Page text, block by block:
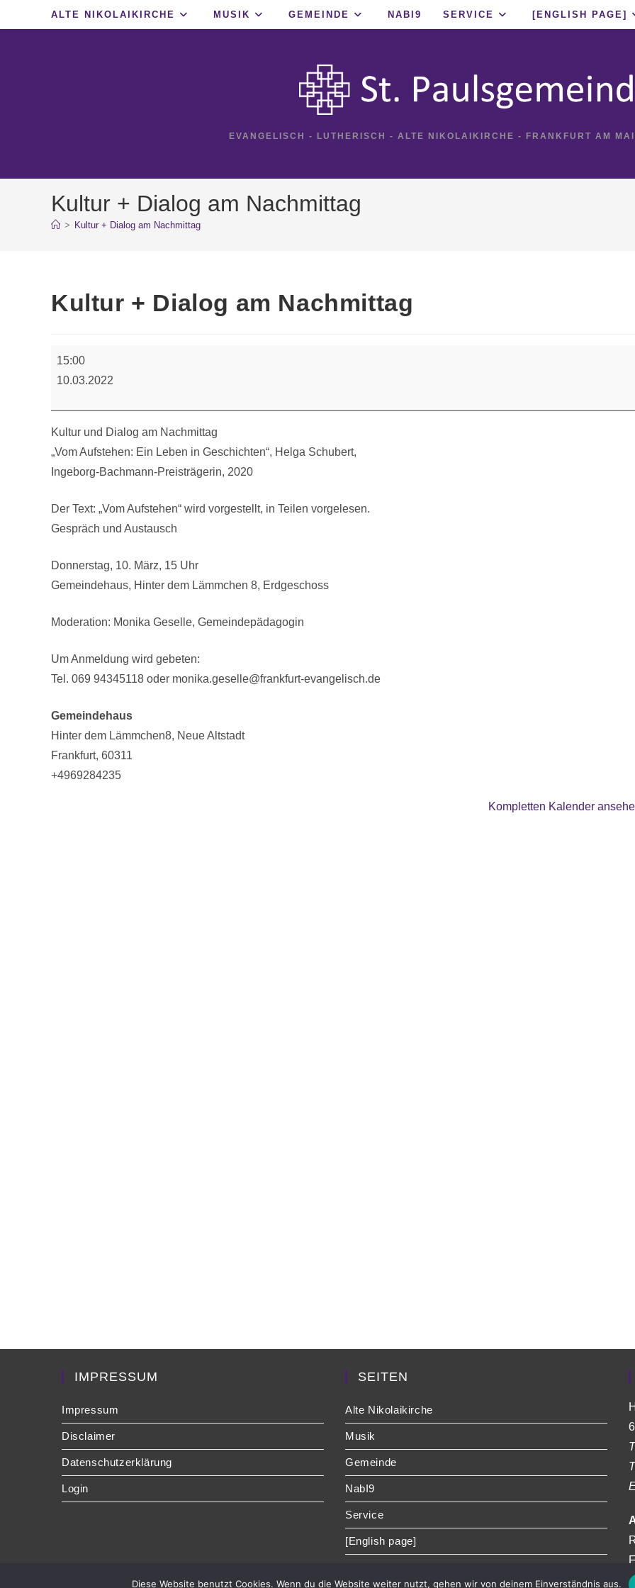
ALTE NIKOLAIKIRCHE MUSIK GEMEINDE NABI9 SERVICE [ENGLISH PAGE]
EVANGELISCH - LUTHERISCH - ALTE NIKOLAIKIRCHE - FRANKFURT AM
Kultur + Dialog am Nachmittag
> Kultur + Dialog am Nachmittag
Kultur + Dialog am Nachmittag
Kultur
15:00
10.03.2022
Kultur und Dialog am Nachmittag
„Vom Aufstehen: Ein Leben in Geschichten“, Helga Schubert,
Ingeborg-Bachmann-Preisträgerin, 2020
Der Text: „Vom Aufstehen“ wird vorgestellt, in Teilen vorgelesen.
Gespräch und Austausch
Donnerstag, 10. März, 15 Uhr
Gemeindehaus, Hinter dem Lämmchen 8, Erdgeschoss
Moderation: Monika Geselle, Gemeindepädagogin
Um Anmeldung wird gebeten:
Tel. 069 94345118 oder monika.geselle@frankfurt-evangelisch.de
Gemeindehaus
Hinter dem Lämmchen8 Neue Altstadt
Frankfurt, 60311
+4969284235
Kompletten Kalender
IMPRESSUM
Impressum
Disclaimer
Datenschutzerklärung
Login
SEITEN
Alte Nikolaikirche
Musik
Gemeinde
NabI9
Service
[English page]
Diese Website benutzt Cookies. Wenn du die Website weiter nutzt, gehen wir von deinem Einverständnis aus.